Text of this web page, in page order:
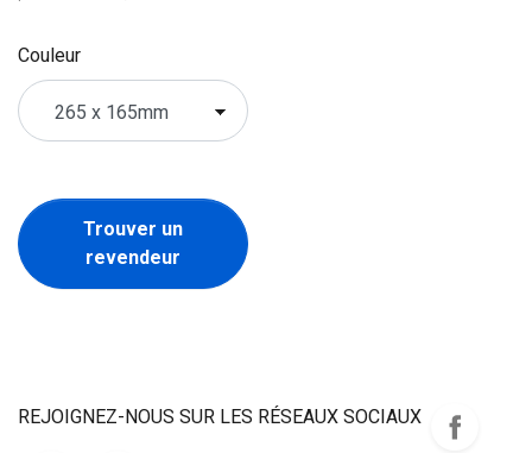
Couleur
Trouver un
revendeur
REJOIGNEZ-NOUS SUR LES RÉSEAUX SOCIAUX